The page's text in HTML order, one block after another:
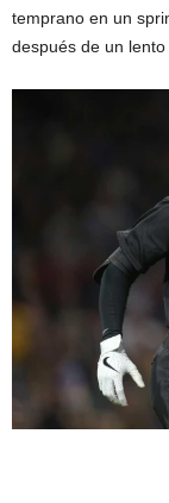
temprano en un
después de un